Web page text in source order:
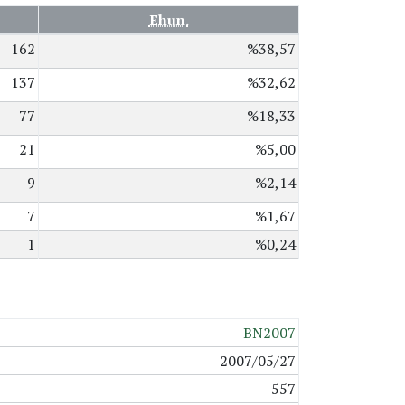
Ehun.
162
%38,57
137
%32,62
77
%18,33
21
%5,00
9
%2,14
7
%1,67
1 %0,24
BN2007
2007/05/27
557